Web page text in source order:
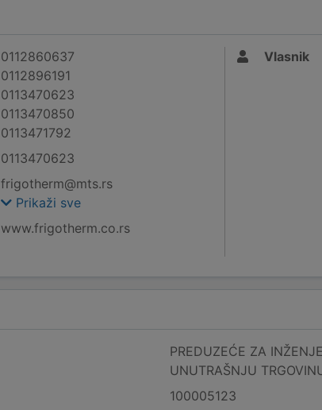
0112860637
0112896191
0113470623
0113470850
0113471792
0113470623
frigotherm@mts.rs
Prikaži sve
www.frigotherm.co.rs
Vlasnik
PREDUZEĆE ZA
UNUTRAŠNJU
100005123